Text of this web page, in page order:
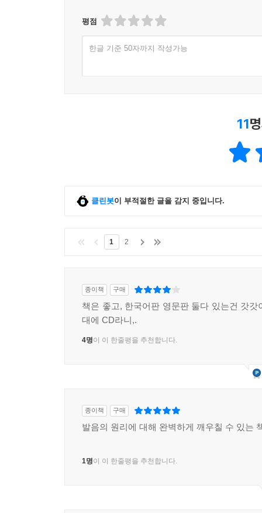
평점
한글 기준 50자까지 작성가능
11
클린봇이 부적절한 글을 감지 중입니다.
1 2
종이책 구매
책은 좋고, 한국어판 영문판 둘다 있는건 갓갓
대에 CD라니,.
4명이 이 한줄평을 추천합니다.
종이책 구매
발음의 원리에 대해 완벽하게 깨우칠 수 있는
1명이 이 한줄평을 추천합니다.